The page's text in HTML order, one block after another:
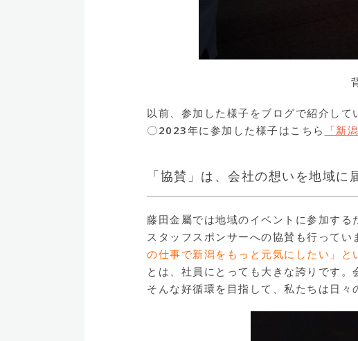
以前、参加した様子をブログで紹介して
〇2023年に参加した様子はこちら
「新
「協賛」は、会社の想いを地域に
藤田金屬では地域のイベントに参加す
スタッフスポンサーへの協賛も行って
の仕事で新潟をもっと元気にしたい」と
とは、社員にとっても大きな誇りです
そんな好循環を目指して、私たちは日々